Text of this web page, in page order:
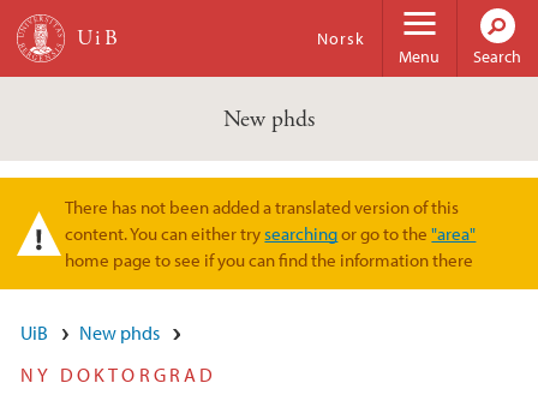
Skip to main content
Menu
Norsk
Search
New phds
Warning message
There has not been added a translated version of this
content. You can either trysearchingor go to the"area"
home page to see if you can find the information there
UiB
New phds
NY DOKTORGRAD